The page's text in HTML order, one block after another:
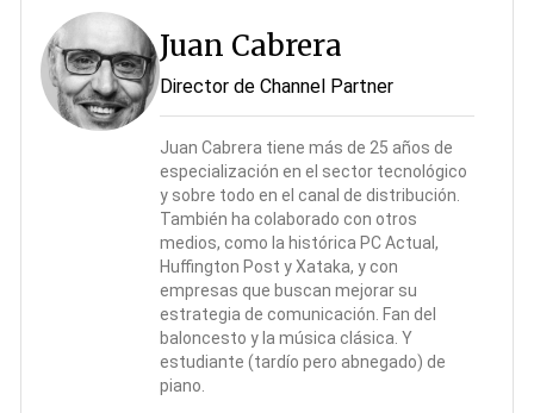
Juan Cabrera
Director de Channel Partner
Juan Cabrera tiene más de 25 años de
especialización en el sector tecnológico
y sobre todo en el canal de distribución.
También ha colaborado con otros
medios, como la histórica PC Actual,
Huffington Post y Xataka, y con
empresas que buscan mejorar su
estrategia de comunicación. Fan del
baloncesto y la música clásica. Y
estudiante (tardío pero abnegado) de
piano.